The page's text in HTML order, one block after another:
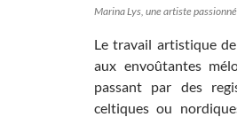
Marina Lys, une artiste
Le travail artistique
aux envoûtantes
passant par des
celtiques ou